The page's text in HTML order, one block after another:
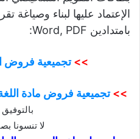
الإعتماد عليها لبناء وصياغة
بامتدادين Word, PDF:
>>تجميعية فروض
>>تجميعية فروض مادة
لا تنسونا